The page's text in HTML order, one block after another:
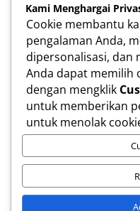
Simpan nama,
pada peramban
berikutnya.
KIRIM
Kami Menghargai
Cookie membantu
pengalaman Anda,
dipersonalisasi, dan
Anda dapat memilih
dengan mengklik
untuk memberikan
untuk menolak